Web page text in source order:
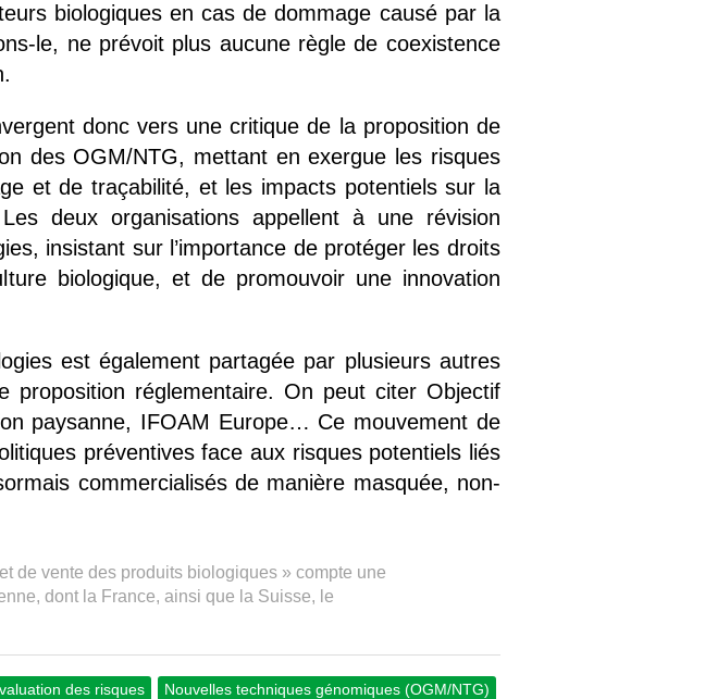
biologiques en cas de dommage causé par la
le, ne prévoit plus aucune règle de coexistence
donc vers une critique de la proposition de
des OGM/NTG, mettant en exergue les risques
et de traçabilité, et les impacts potentiels sur la
deux organisations appellent à une révision
insistant sur l’importance de protéger les droits
biologique, et de promouvoir une innovation
est également partagée par plusieurs autres
réglementaire. On peut citer Objectif
paysanne, IFOAM Europe… Ce mouvement de
préventives face aux risques potentiels liés
commercialisés de manière masquée, non-
de vente des produits biologiques » compte une
dont la France, ainsi que la Suisse, le
des risques Nouvelles techniques génomiques (OGM/NTG)